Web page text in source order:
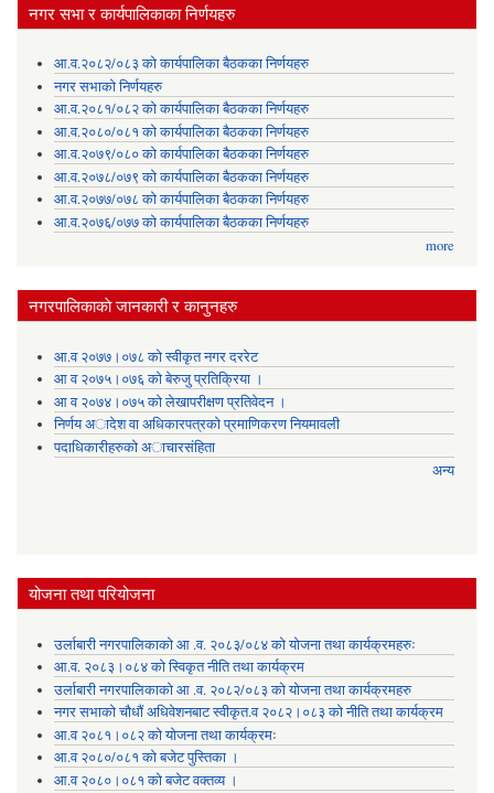
नगर सभा र कार्यपालिकाका निर्णयहरु
आ.व.२०८२/०८३ को कार्यपालिका बैठकका निर्णयहरु
नगर सभाको निर्णयहरु
आ.व.२०८१/०८२ को कार्यपालिका बैठकका निर्णयहरु
आ.व.२०८०/०८१ को कार्यपालिका बैठकका निर्णयहरु
आ.व.२०७९/०८० को कार्यपालिका बैठकका निर्णयहरु
आ.व.२०७८/०७९ को कार्यपालिका बैठकका निर्णयहरु
आ.व.२०७७/०७८ को कार्यपालिका बैठकका निर्णयहरु
आ.व.२०७६/०७७ को कार्यपालिका बैठकका निर्णयहरु
more
नगरपालिकाकाे जानकारी र कानुनहरु
आ.व २०७७।०७८ को स्वीकृत नगर दररेट
आ व २०७५।०७६ को बेरुजु प्रतिक्रिया ।
आ व २०७४।०७५ काे लेखापरीक्षण प्रतिवेदन ।
निर्णय अादेश वा अधिकारपत्रकाे प्रमाणिकरण नियमावली
पदाधिकारीहरुको अाचारसंहिता
अन्य
योजना तथा परियोजना
उर्लाबारी नगरपालिकाको आ .व. २०८३/०८४ को योजना तथा कार्यक्रमहरुः
आ.व. २०८३।०८४ को स्विकृत नीति तथा कार्यक्रम
उर्लाबारी नगरपालिकाको आ .व. २०८२/०८३ को योजना तथा कार्यक्रमहरु
नगर सभाको चौधौं अधिवेशनबाट स्वीकृत.व २०८२।०८३ को नीति तथा कार्यक्रम
आ.व २०८१।०८२ को योजना तथा कार्यक्रमः
आ.व २०८०/०८१ को बजेट पुस्तिका ।
आ.व २०८०।०८१ को बजेट वक्तव्य ।